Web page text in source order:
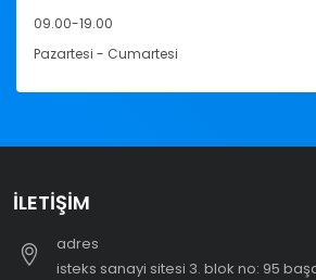
09.00-19.00
Pazartesi - Cumartesi
İLETIŞIM
adres
i̇steks sanayi sitesi 3. blok no: 95